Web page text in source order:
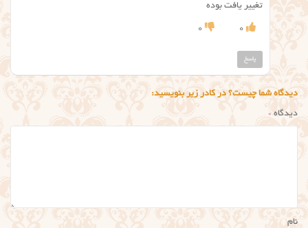
تغییر یافت بوده
0
0
پاسخ
دیدگاه شما چیست؟ در کادر زیر بنویسید:
دیدگاه*
نام